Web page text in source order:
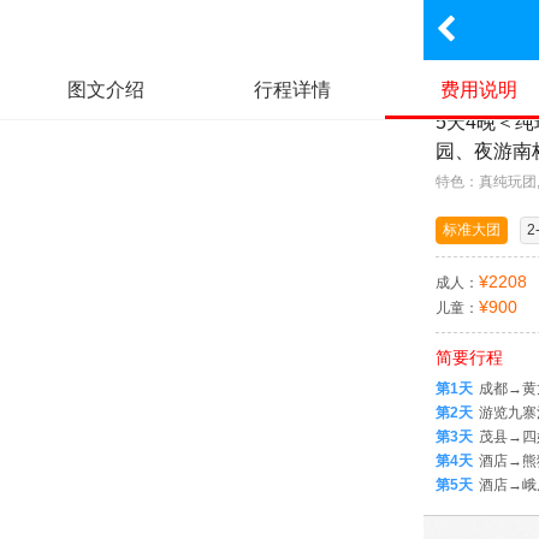
成都出发
5天4晚＜纯
园、夜游南
特色：真纯玩
标准大团
成人： ¥2208
儿童： ¥900
简要行程
第1天 成都→
第2天 游览九
第3天 茂县→四
第4天 酒店→熊
第5天 酒店→峨
图文介绍 行程详情 费用说明